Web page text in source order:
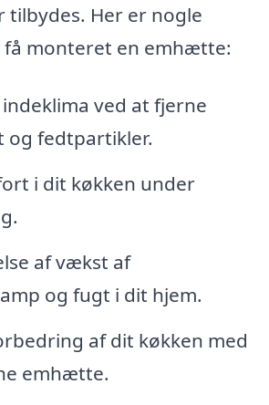
tilbydes. Her er nogle
få monteret en emhætte:
ved at fjerne
og fedtpartikler.
i dit køkken under
af vækst af
og fugt i dit hjem.
af dit køkken med
emhætte.